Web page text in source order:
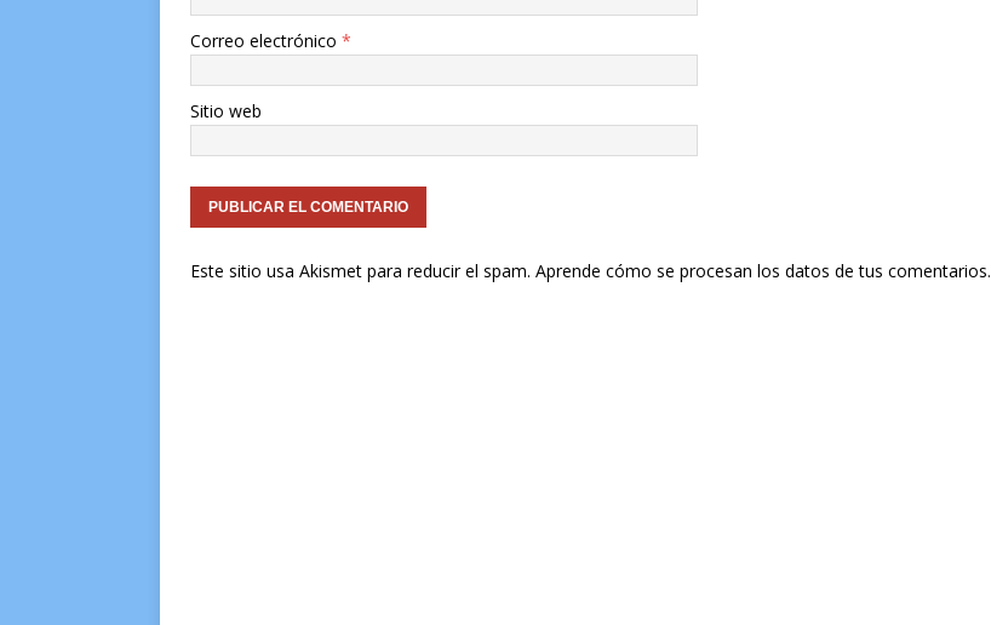
Correo electrónico *
Sitio web
Este sitio usa Akismet para reducir el spam. Aprende cómo se procesan los datos de tus comentarios.